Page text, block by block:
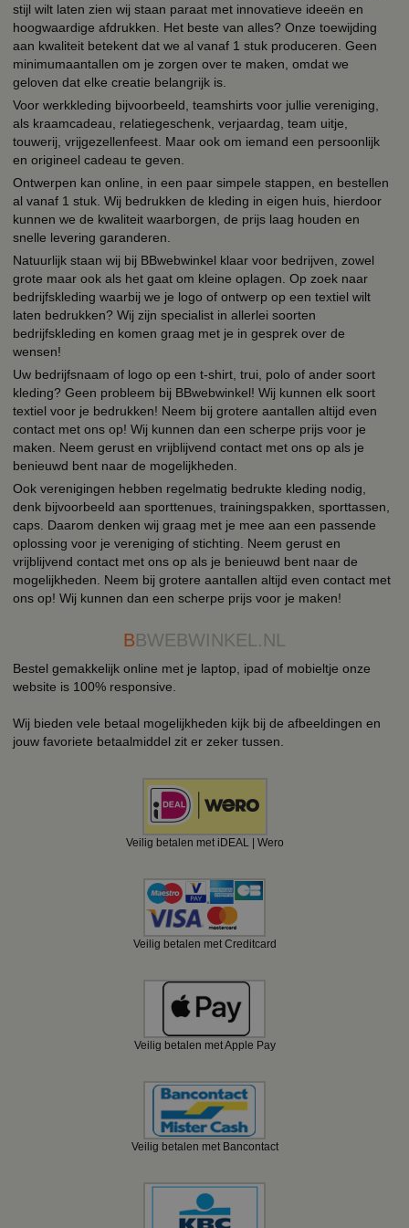
stijl wilt laten zien wij staan paraat met innovatieve ideeën en
hoogwaardige afdrukken. Het beste van alles? Onze toewijding
aan kwaliteit betekent dat we al vanaf 1 stuk produceren. Geen
minimumaantallen om je zorgen over te maken, omdat we
geloven dat elke creatie belangrijk is.
Voor werkkleding bijvoorbeeld, teamshirts voor jullie vereniging,
als kraamcadeau, relatiegeschenk, verjaardag, team uitje,
touwerij, vrijgezellenfeest. Maar ook om iemand een persoonlijk
en origineel cadeau te geven.
Ontwerpen kan online, in een paar simpele stappen, en bestellen
al vanaf 1 stuk. Wij bedrukken de kleding in eigen huis, hierdoor
kunnen we de kwaliteit waarborgen, de prijs laag houden en
snelle levering garanderen.
Natuurlijk staan wij bij BBwebwinkel klaar voor bedrijven, zowel
grote maar ook als het gaat om kleine oplagen. Op zoek naar
bedrijfskleding waarbij we je logo of ontwerp op een textiel wilt
laten bedrukken? Wij zijn specialist in allerlei soorten
bedrijfskleding en komen graag met je in gesprek over de
wensen!
Uw bedrijfsnaam of logo op een t-shirt, trui, polo of ander soort
kleding? Geen probleem bij BBwebwinkel! Wij kunnen elk soort
textiel voor je bedrukken! Neem bij grotere aantallen altijd even
contact met ons op! Wij kunnen dan een scherpe prijs voor je
maken. Neem gerust en vrijblijvend contact met ons op als je
benieuwd bent naar de mogelijkheden.
Ook verenigingen hebben regelmatig bedrukte kleding nodig,
denk bijvoorbeeld aan sporttenues, trainingspakken, sporttassen,
caps. Daarom denken wij graag met je mee aan een passende
oplossing voor je vereniging of stichting. Neem gerust en
vrijblijvend contact met ons op als je benieuwd bent naar de
mogelijkheden. Neem bij grotere aantallen altijd even contact met
ons op! Wij kunnen dan een scherpe prijs voor je maken!
BBWEBWINKEL.NL
Bestel gemakkelijk online met je laptop, ipad of mobieltje onze
website is 100% responsive.
Wij bieden vele betaal mogelijkheden kijk bij de afbeeldingen en
jouw favoriete betaalmiddel zit er zeker tussen.
Veilig betalen met iDEAL | Wero
Veilig betalen met Creditcard
Veilig betalen met Apple Pay
Veilig betalen met Bancontact